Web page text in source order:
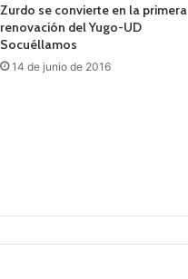
Zurdo se convierte en la primera
renovación del Yugo-UD
Socuéllamos
14 de junio de 2016